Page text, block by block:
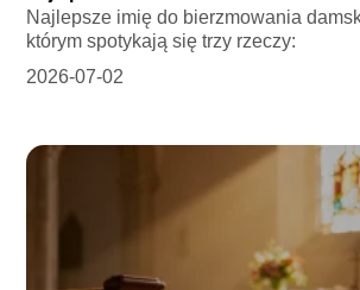
Najlepsze imię do bierzmowania
którym spotykają się trzy rzeczy:
2026-07-02